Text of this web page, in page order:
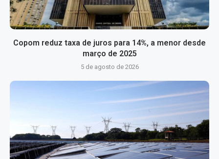
Copom reduz taxa de juros para 14%, a menor desde
março de 2025
5 de agosto de 2026